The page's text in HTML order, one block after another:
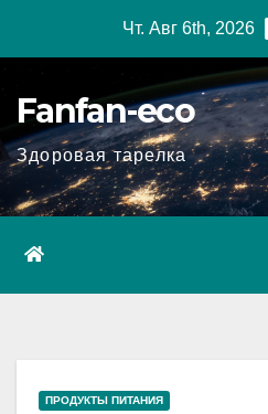
Чт. Авг 6th, 2026
Fanfan-eco
Здоровая тарелка
ПРОДУКТЫ ПИТАНИЯ